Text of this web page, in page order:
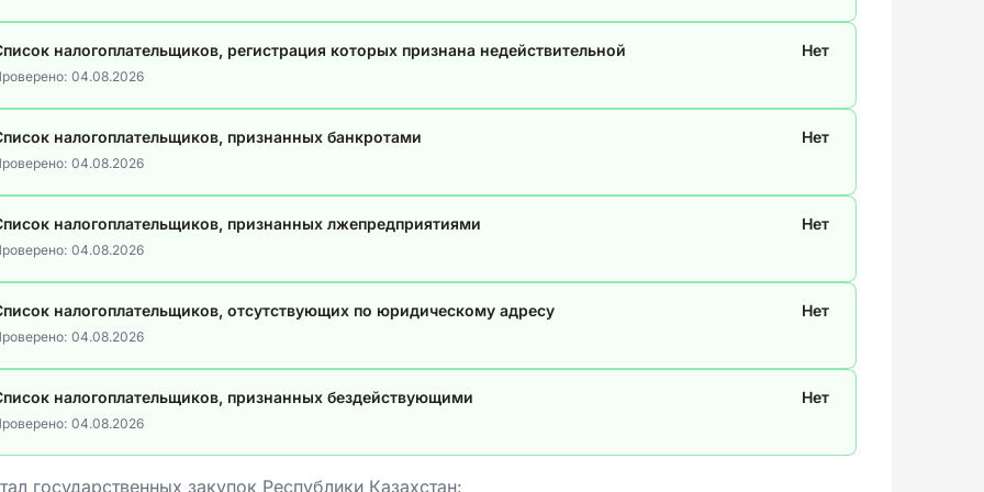
налогоплательщиков, регистрация которых признана недействительной Нет
04.08.2026
налогоплательщиков, признанных банкротами Нет
04.08.2026
налогоплательщиков, признанных лжепредприятиями Нет
04.08.2026
налогоплательщиков, отсутствующих по юридическому адресу Нет
04.08.2026
налогоплательщиков, признанных бездействующими Нет
04.08.2026
государственных закупок Республики Казахстан: